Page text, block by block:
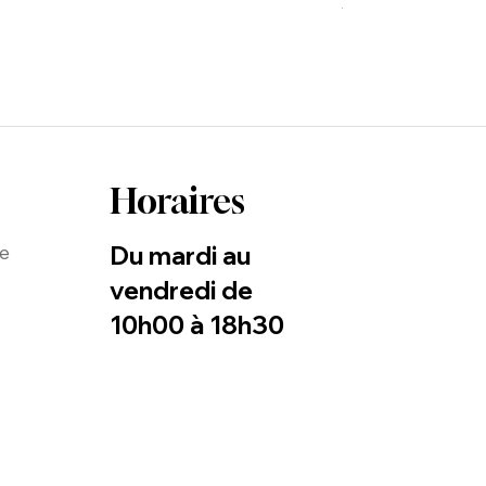
TVA Incluse
Horaires
Du mardi au
vendredi de
10h00 à 18h30